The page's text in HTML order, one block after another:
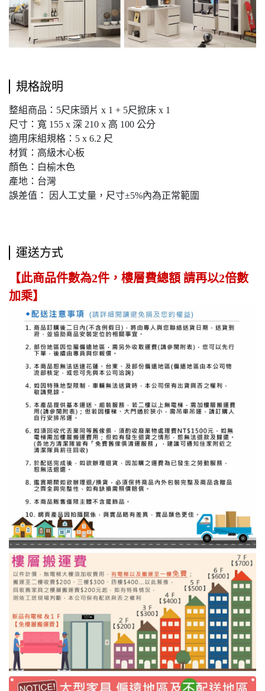
規格說明
整組商品：5尺床頭片 x 1 + 5尺掀床 x 1
尺寸：寬 155 x 深 210 x 高 100 公分
適用床組規格：5 x 6.2 尺
材質：高級木心板
顏色：白榆木色
產地：台灣
誤差值： 因人工丈量，尺寸±5%內為正常範圍
運送方式
【此商品件數為2件，樓層費總額 請再以2倍數
加乘】